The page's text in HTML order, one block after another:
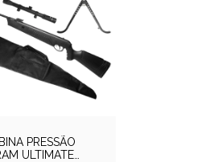
PRESSÃO
ULTIMATE